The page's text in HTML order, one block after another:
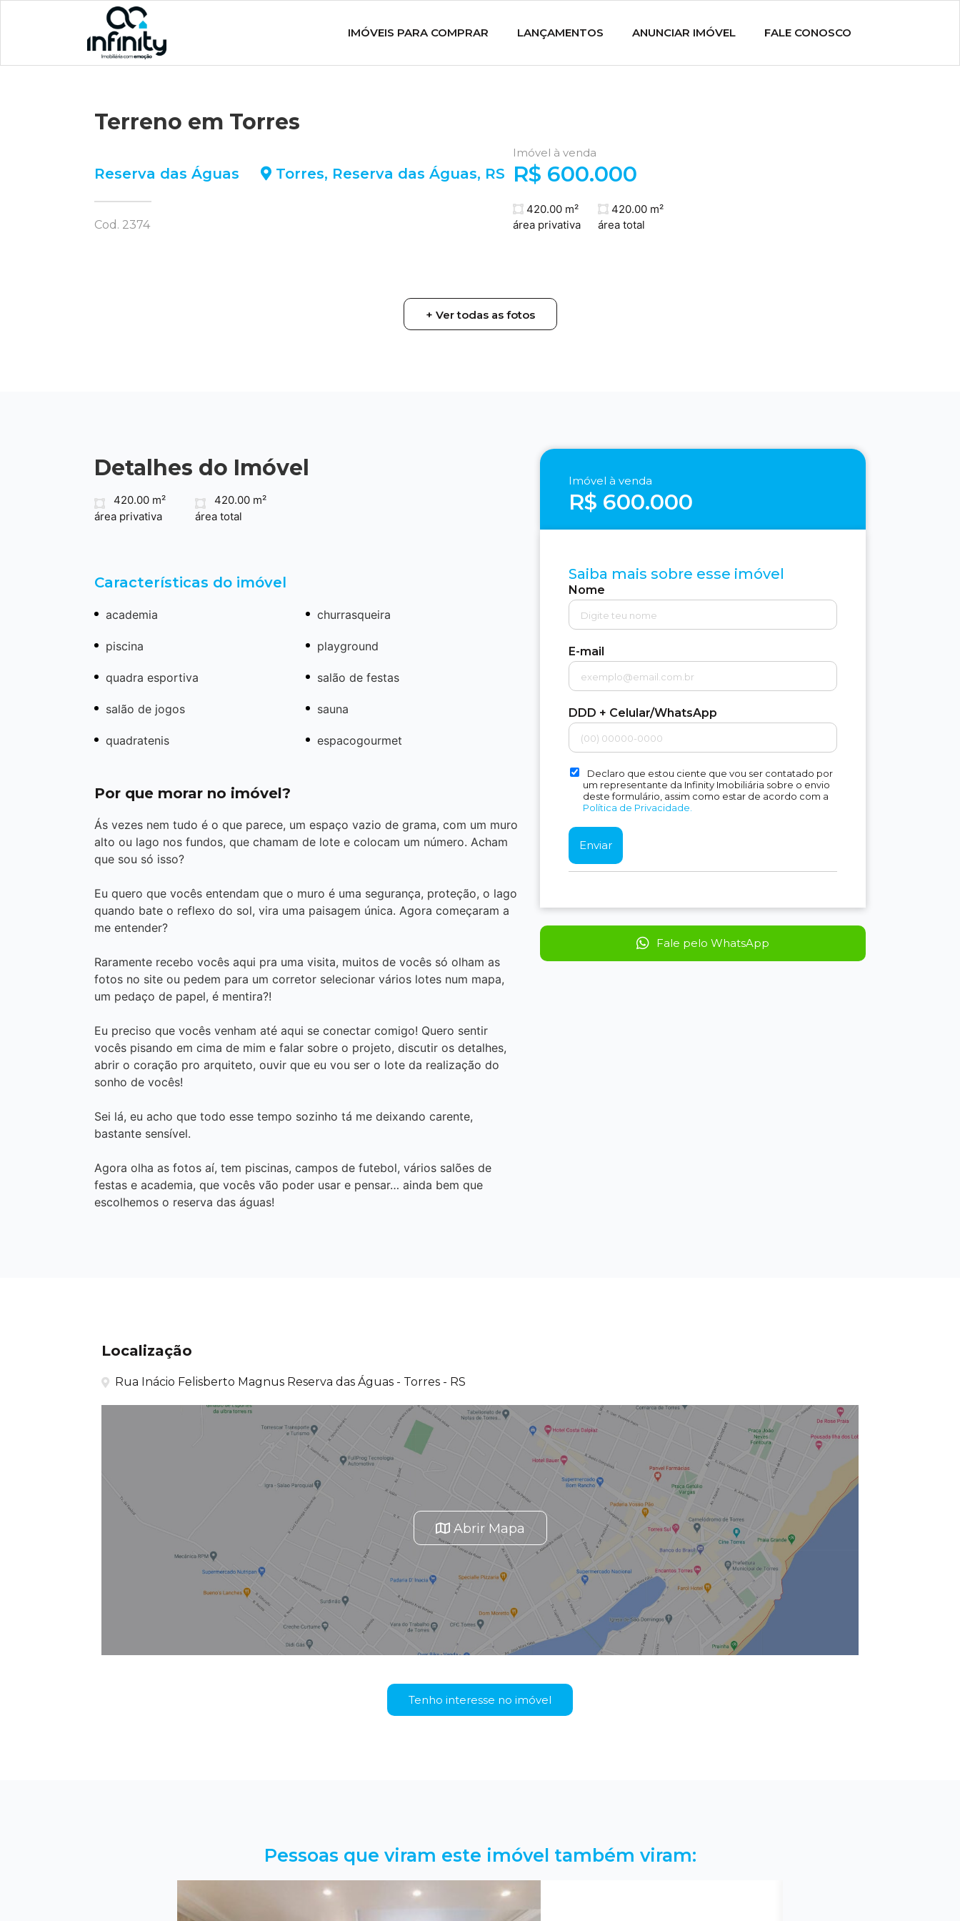
IMÓVEIS PARA COMPRAR LANÇAMENTOS ANUNCIAR IMÓVEL FALE CONOSCO
Terreno em Torres
Reserva das Águas Torres, Reserva das Águas, RS
Cod. 2374
Imóvel à venda
R$ 600.000
420.00 m²
área privativa
420.00 m²
área total
+ Ver todas as fotos
Detalhes do Imóvel
420.00 m²
área privativa
420.00 m²
área total
Características do imóvel
academia churrasqueira
piscina playground
quadra esportiva salão de festas
salão de jogos sauna
quadratenis espacogourmet
Por que morar no imóvel?
Ás vezes nem tudo é o que parece, um espaço vazio de grama, com um muro
alto ou lago nos fundos, que chamam de lote e colocam um número. Acham
que sou só isso?
Eu quero que vocês entendam que o muro é uma segurança, proteção, o lago
quando bate o reflexo do sol, vira uma paisagem única. Agora começaram a
me entender?
Raramente recebo vocês aqui pra uma visita, muitos de vocês só olham as
fotos no site ou pedem para um corretor selecionar vários lotes num mapa,
um pedaço de papel, é mentira?!
Eu preciso que vocês venham até aqui se conectar comigo! Quero sentir
vocês pisando em cima de mim e falar sobre o projeto, discutir os detalhes,
abrir o coração pro arquiteto, ouvir que eu vou ser o lote da realização do
sonho de vocês!
Sei lá, eu acho que todo esse tempo sozinho tá me deixando carente,
bastante sensível.
Agora olha as fotos aí, tem piscinas, campos de futebol, vários salões de
festas e academia, que vocês vão poder usar e pensar… ainda bem que
escolhemos o reserva das águas!
Imóvel à venda
R$ 600.000
Saiba mais sobre esse imóvel
Nome
E-mail
DDD + Celular/WhatsApp
Declaro que estou ciente que vou ser contatado por
um representante da Infinity Imobiliária sobre o envio
deste formulário, assim como estar de acordo com a
Política de Privacidade.
Fale pelo WhatsApp
Localização
Rua Inácio Felisberto Magnus Reserva das Águas - Torres - RS
Abrir Mapa
Tenho interesse no imóvel
Pessoas que viram este imóvel também viram: